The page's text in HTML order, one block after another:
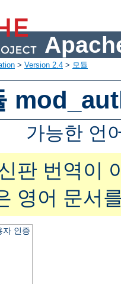
> Version 2.4 > 모듈
가능한 언
판 번역이
영어 문서
자 인증